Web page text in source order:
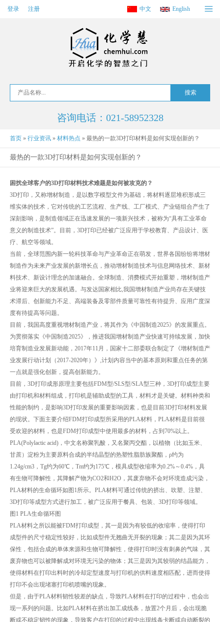
登录 注册 中文 English
咨询电话：021-58952328
首页 » 行业资讯 » 材料热点 » 最热的一款3D打印材料是如何实现创新的？
最热的一款3D打印材料是如何实现创新的？
困扰全球客户的3D打印材料技术难题是如何被攻克的？
3D打印，又称增材制造，是以数字模型文件为基础，将材料逐层堆积形成三
维实体的技术，它对传统的工艺流程、生产线、工厂模式、产业链组合产生了
深刻影响，是制造领域正在迅速发展的一项新兴技术，被称为“具有工业革命
意义的制造技术”。目前，3D打印已经被广泛应用于学校教育、产品设计、医
疗、航空等领域。
当前，全球范围内新一轮科技革命与产业革命正在萌发，世界各国纷纷将增材
制造作为未来产业发展的新增长点，推动增材制造技术与信息网络技术、新材
料技术、新设计理念的加速融合。全球制造、消费模式开始重塑，增材制造产
业将迎来巨大的发展机遇。与发达国家相比,我国增材制造产业尚存在关键技
术滞后、创新能力不足、高端装备及零部件质量可靠性有待提升、应用广度深
度有待提高等问题。
目前，我国高度重视增材制造产业，将其作为《中国制造2025》的发展重点。
为贯彻落实《中国制造2025》，推进我国增材制造产业快速可持续发展，加快
培育制造业发展新动能，2017年11月，国家十二部委联合制定了《增材制造产
业发展行动计划（2017-2020年）》,计划内容当中的基本原则和重点任务的第
一点就是强化创新，提高创新能力。
目前，3D打印成形原理主要包括FDM型/SLS型/SLA型三种，3D打印成型主要
由打印机和材料组成，打印机是辅助成型的工具，材料才是关键。材料种类和
性能的制约，是影响3D打印发展的重要影响因素，也是目前3D打印材料发展
的现状。下面主要介绍FDM打印成型所采用的PLA材料，PLA材料是目前很
受欢迎的材料，也是FDM打印成型中使用最多的材料，占到70%以上。
PLA(Polylactic acid)，中文名称聚乳酸，又名聚丙交酯，以植物（比如玉米、
甘蔗）淀粉为主要原料合成的半结晶型的热塑性脂肪族聚酯，ρ约为
1.24g/cm3，Tg约为60℃，Tm约为175℃，模具成型收缩率为0.2%～0.4%，具
有生物可降解性，其降解产物为CO2和H2O，其废弃物不会对环境造成污染，
PLA材料的生命循环如图1所示。PLA材料可通过传统的挤出、吹塑、注塑、
3D打印等成型方式进行加工，被广泛应用于餐具、包装、3D打印等领域。
图1 PLA生命循环图
PLA材料之所以能被FDM打印成型，其一是因为有较低的收缩率，使得打印
成型件的尺寸稳定性较好，比如成型件无翘曲无开裂的现象；其二是因为其环
保性，包括合成的单体来源和生物可降解性，使得打印时没有刺鼻的气味，其
废弃物也可以被降解成对环境无污染的物体；其三是因为其较弱的结晶能力，
使得材料在打印出料时的冷却定型速度与打印机的供料速度相匹配，进而使得
打印不会出现堵塞打印机喷嘴的现象。
但是，由于PLA材料韧性较差的缺点，导致PLA材料在打印的过程中，也会出
现一系列的问题。比如PLA材料在挤出加工成线条，放置2个月后，会出现脆
断或不稳定韧性的现象，导致客户在打印的过程中出现线条卡断或自动断裂的